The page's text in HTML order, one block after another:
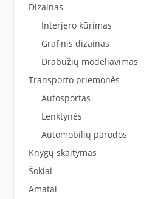
Dizainas
Interjero kūrimas
Grafinis dizainas
Drabužių modeliavimas
Transporto priemonės
Autosportas
Lenktynės
Automobilių parodos
Knygų skaitymas
Šokiai
Amatai